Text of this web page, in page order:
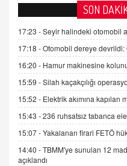
AV. DOĞAN
Kişisel
gelişimi
15.09.2025 16:17
SEHER EREK
Kış Ayları
9.12.2025 10:11
İNCİ GÜL AKÖL
Trump Keşke
06.07.2026 13:00
SON
17:23 -Seyir halindeki otomobil
17:18 -Otomobil dereye devrildi:
16:20 - Hamur makinesine
15:59 -Silah kaçakçılığı
15:52 - Elektrik akımına kapılan
15:43 -236 ruhsatsız tabanca
15:07 -Yakalanan firari FETÖ
14:40 -TBMM'ye sunulan 12
açıklandı